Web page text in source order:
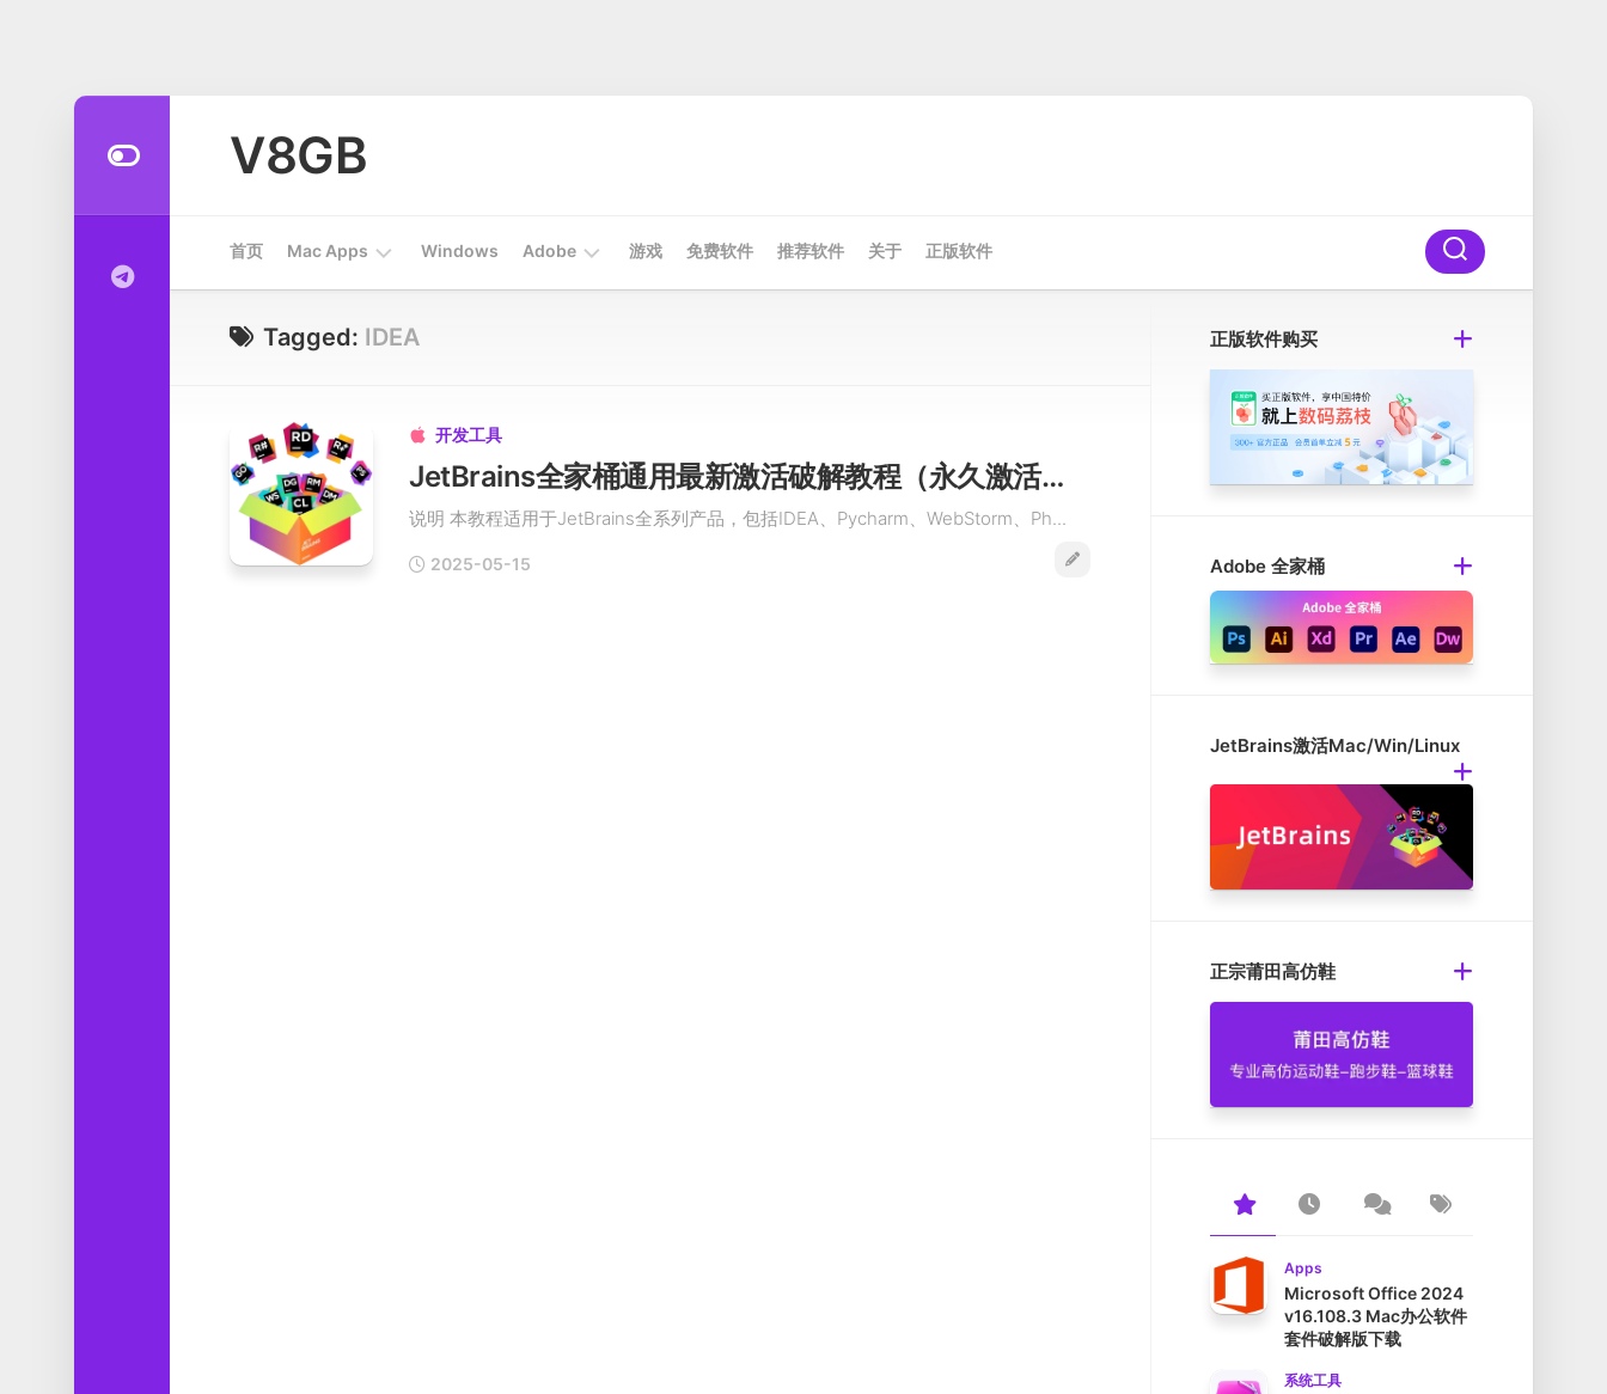
V8GB
首页 Mac Apps
Apps
工
具
系
工
具
Windows Adobe 游戏 免费软件 推荐软件 关于 正版软件
Tagged: IDEA
 开发工具
JetBrains全家桶通用最新激活破解教程（永久激活，亲测有效）
说明 本教程适用于JetBrains全系列产品，包括IDEA、Pycharm、WebStorm、Ph...
2025-05-15
正版软件购买
Adobe 全家桶
JetBrains激活Mac/Win/Linux
正宗莆田高仿鞋
Apps
Microsoft Office 2024
v16.108.3 Mac办公软件
套件破解版下载
系统工具